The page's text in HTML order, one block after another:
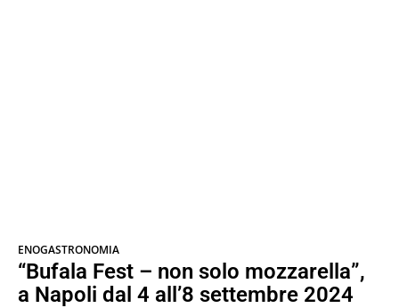
ENOGASTRONOMIA
“Bufala Fest – non solo mozzarella”,
a Napoli dal 4 all’8 settembre 2024